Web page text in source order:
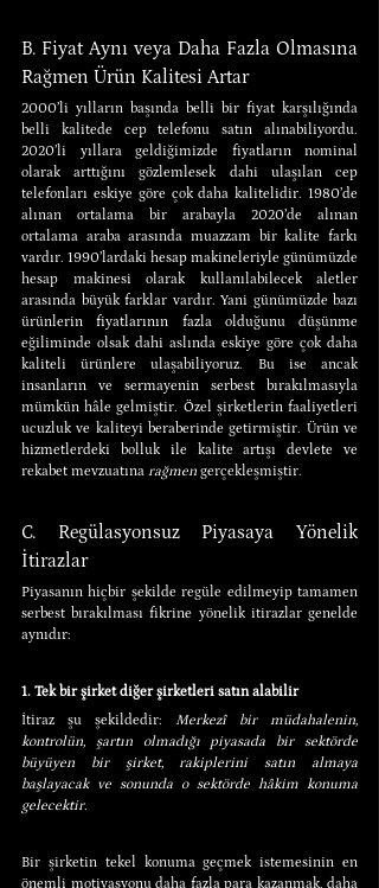
B. Fiyat Aynı veya Daha Fazla Olmasına
Rağmen Ürün Kalitesi Artar
2000’li yılların başında belli bir fiyat karşılığında
belli kalitede cep telefonu satın alınabiliyordu.
2020’li yıllara geldiğimizde fiyatların nominal
olarak arttığını gözlemlesek dahi ulaşılan cep
telefonları eskiye göre çok daha kalitelidir. 1980’de
alınan ortalama bir arabayla 2020’de alınan
ortalama araba arasında muazzam bir kalite farkı
vardır. 1990’lardaki hesap makineleriyle günümüzde
hesap makinesi olarak kullanılabilecek aletler
arasında büyük farklar vardır. Yani günümüzde bazı
ürünlerin fiyatlarının fazla olduğunu düşünme
eğiliminde olsak dahi aslında eskiye göre çok daha
kaliteli ürünlere ulaşabiliyoruz. Bu ise ancak
insanların ve sermayenin serbest bırakılmasıyla
mümkün hâle gelmiştir. Özel şirketlerin faaliyetleri
ucuzluk ve kaliteyi beraberinde getirmiştir. Ürün ve
hizmetlerdeki bolluk ile kalite artışı devlete ve
rekabet mevzuatına rağmen gerçekleşmiştir.
C. Regülasyonsuz Piyasaya Yönelik
İtirazlar
Piyasanın hiçbir şekilde regüle edilmeyip tamamen
serbest bırakılması fikrine yönelik itirazlar genelde
aynıdır:
1. Tek bir şirket diğer şirketleri satın alabilir
İtiraz şu şekildedir: Merkezî bir müdahalenin,
kontrolün, şartın olmadığı piyasada bir sektörde
büyüyen bir şirket, rakiplerini satın almaya
başlayacak ve sonunda o sektörde hâkim konuma
gelecektir.
Bir şirketin tekel konuma geçmek istemesinin en
önemli motivasyonu daha fazla para kazanmak, daha